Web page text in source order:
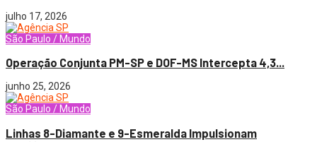
julho 17, 2026
São Paulo / Mundo
Operação Conjunta PM-SP e DOF-MS Intercepta 4,3...
junho 25, 2026
São Paulo / Mundo
Linhas 8-Diamante e 9-Esmeralda Impulsionam